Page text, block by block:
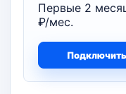
Первые 2
₽/мес.
Подключить